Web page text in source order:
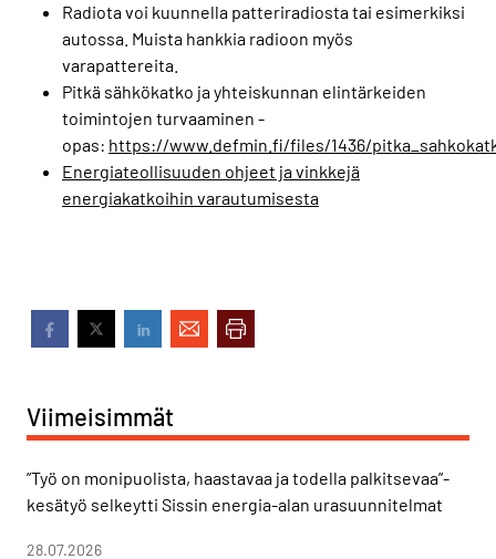
Radiota voi kuunnella patteriradiosta tai esimerkiksi
autossa. Muista hankkia radioon myös
varapattereita.
Pitkä sähkökatko ja yhteiskunnan elintärkeiden
toimintojen turvaaminen -
opas: https://www.defmin.fi/files/1436/
Energiateollisuuden ohjeet ja vinkkejä
energiakatkoihin varautumisesta
Viimeisimmät
”Työ on monipuolista, haastavaa ja todella palkitsevaa”-
kesätyö selkeytti Sissin energia-alan urasuunnitelmat
28.07.2026